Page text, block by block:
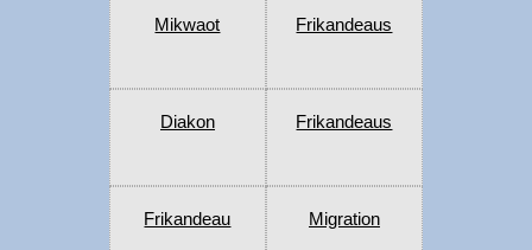
Mikwaot Frikandeaus
Diakon Frikandeaus
Frikandeau Migration